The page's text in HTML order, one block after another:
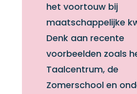
het voortouw bij
maatschappelijke
Denk aan recente
voorbeelden zoals
Taalcentrum, de
Zomerschool en